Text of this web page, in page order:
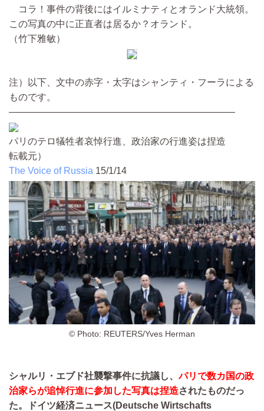
コラ！事件の背後にはイルミナティとオランド大統領。
この写真の中に正直者は居るか？オランド。
（竹下雅敏）
注）以下、文中の赤字・太字はシャンティ・フーラによる
ものです。
————————————————————————
パリのテロ犠牲者哀悼行進、政治家の行進姿は捏造
転載元）
The Voice of Russia 15/1/14
© Photo: REUTERS/Yves Herman
シャルリ・エブド社襲撃事件に抗議し、パリで数カ国の政
治家らが追悼行進に参加した写真は捏造されたものだっ
た。ドイツ経済ニュース(Deutsche Wirtschafts